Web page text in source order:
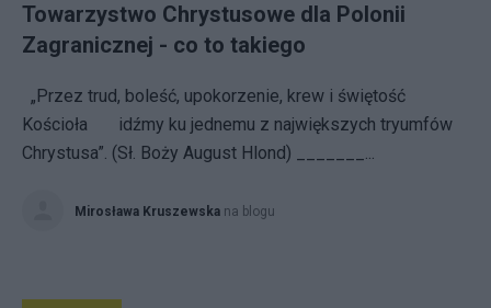
Towarzystwo Chrystusowe dla Polonii
Zagranicznej - co to takiego
„Przez trud, boleść, upokorzenie, krew i świętość
Kościoła idźmy ku jednemu z największych tryumfów
Chrystusa”. (Sł. Boży August Hlond) _______...
Mirosława Kruszewska na blogu